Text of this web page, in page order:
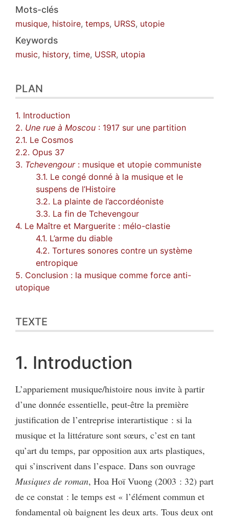
Mots-clés
musique, histoire, temps, URSS, utopie
Keywords
music, history, time, USSR, utopia
PLAN
1. Introduction
2. Une rue à Moscou : 1917 sur une partition
2.1. Le Cosmos
2.2. Opus 37
3. Tchevengour: musique et utopie communiste
3.1. Le congé donné à la musique et le
suspens de l’Histoire
3.2. La plainte de l’accordéoniste
3.3. La fin de Tchevengour
4. Le Maître et Marguerite : mélo-clastie
4.1. L’arme du diable
4.2. Tortures sonores contre un système
entropique
5. Conclusion : la musique comme force anti-
utopique
TEXTE
1. Introduction
L’appariement musique/histoire nous invite à partir
d’une donnée essentielle, peut-être la première
justification de l’entreprise interartistique : si la
musique et la littérature sont sœurs, c’est en tant
qu’art du temps, par opposition aux arts plastiques,
qui s’inscrivent dans l’espace. Dans son ouvrage
Musiques de roman, Hoa Hoï Vuong (2003 : 32) part
de ce constat : le temps est « l’élément commun et
fondamental où baignent les deux arts. Tous deux ont